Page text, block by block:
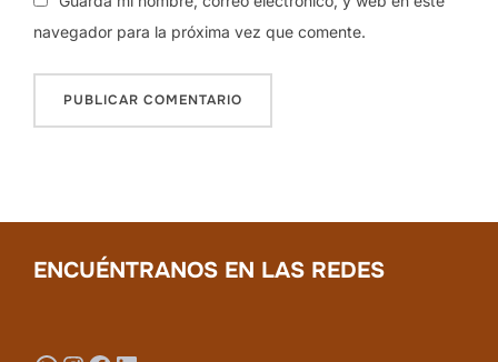
navegador para la próxima vez que comente.
ENCUÉNTRANOS EN LAS REDES